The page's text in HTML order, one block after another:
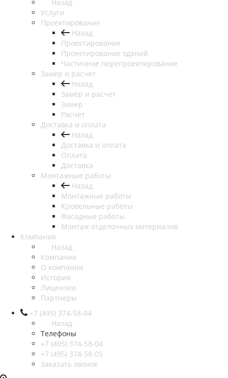
Назад
Услуги
Проектирование
Назад
Проектирование
Проектирование зданий
Частичное перепроектирование
Замер и расчет
Назад
Замер и расчет
Замер
Расчет
Доставка и оплата
Назад
Доставка и оплата
Оплата
Доставка
Монтажные работы
Назад
Монтажные работы
Кровельные работы
Фасадные работы
Монтаж отделочных материалов
Компания
Назад
Компания
О компании
История
Лицензии
Партнеры
+7 (495) 374-58-04
Назад
Телефоны
+7 (495) 374-58-04
+7 (495) 374-58-05
Заказать звонок